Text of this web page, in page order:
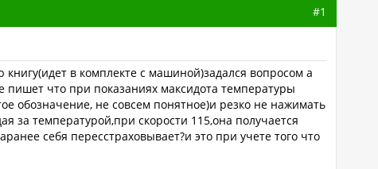
#1
в комплекте с машиной)задался вопросом а
пишет что при показаниях максидота температуры
обозначение, не совсем понятное)и резко не нажимать
за температурой,при скорости 115,она получается
себя пересстраховывает?и это при учете того что